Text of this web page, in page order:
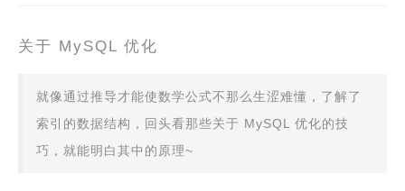
关于 MySQL 优化
就像通过推导才能使数学公式不那么生涩难懂，了解了
索引的数据结构，回头看那些关于 MySQL 优化的技
巧，就能明白其中的原理~